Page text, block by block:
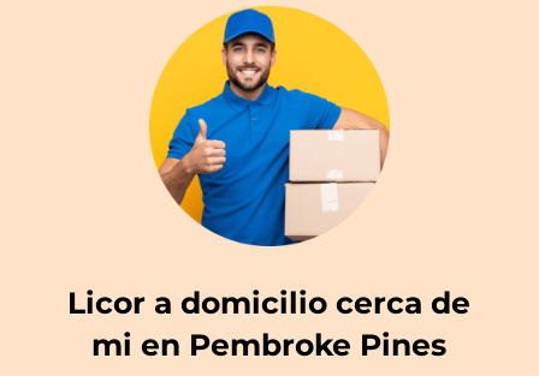
Licor a domicilio cerca de
mi en Pembroke Pines